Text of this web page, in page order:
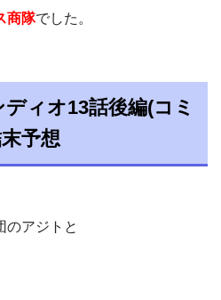
商隊でした。
ィオ13話後編(コミ
予想
のアジトと